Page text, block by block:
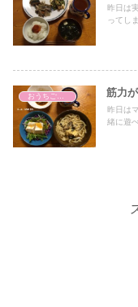
昨日は
ってし
おうちごはん 筋力
昨日は
緒に遊